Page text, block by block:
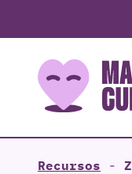
Recursos -